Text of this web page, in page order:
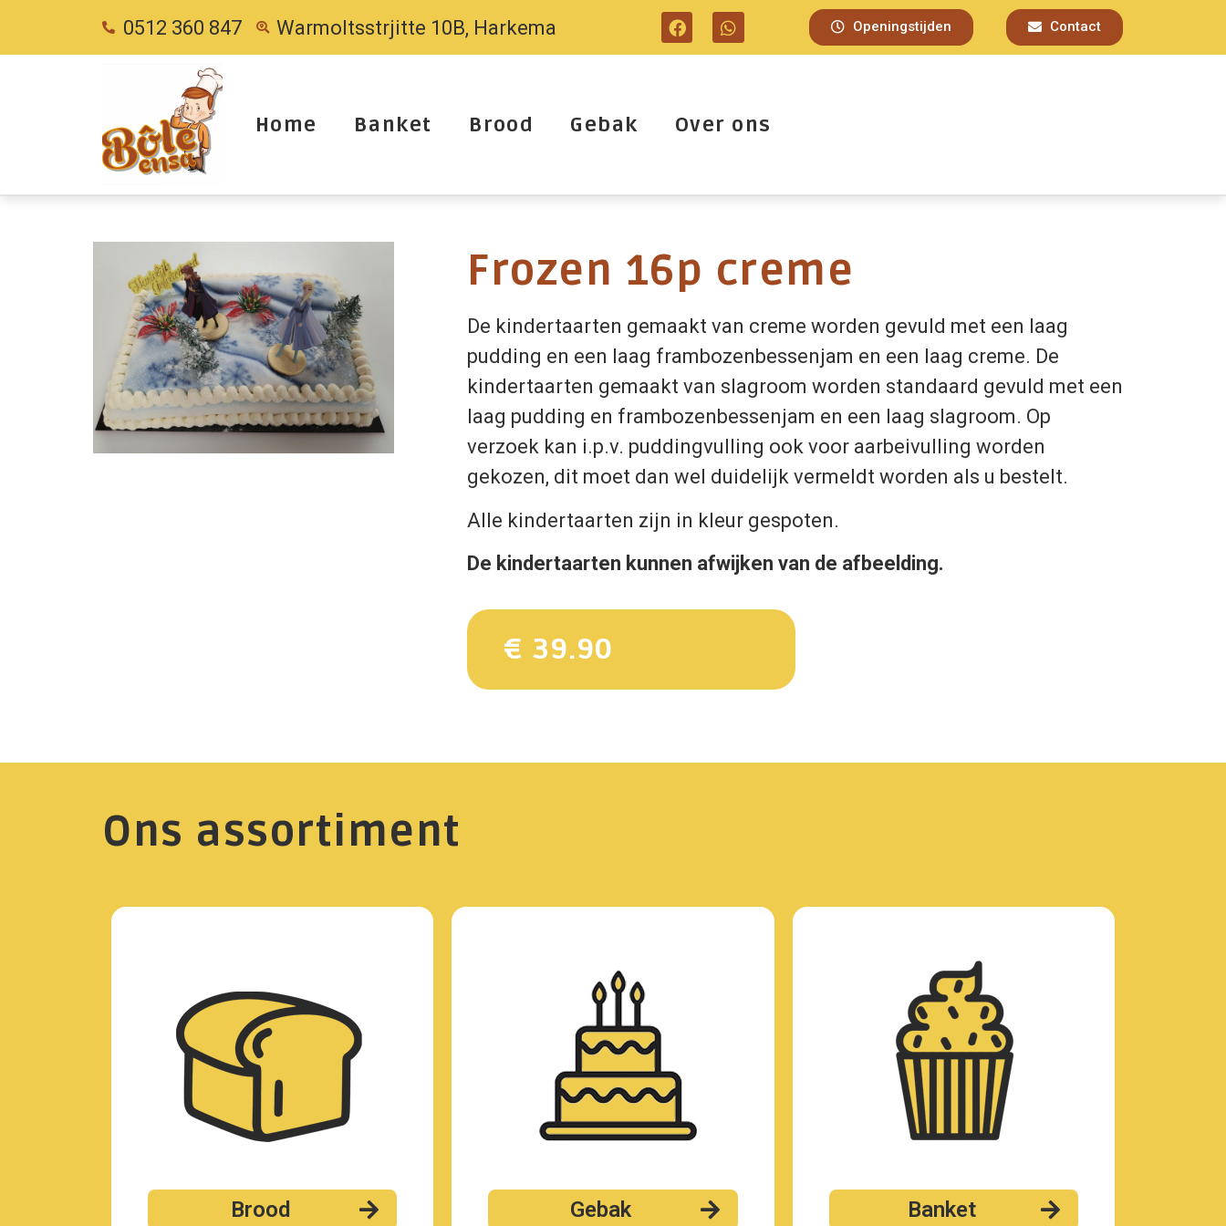
0512 360 847 Warmoltsstrjitte 10B, Harkema Openingstijden Contact
Home Banket Brood Gebak Over ons
Frozen 16p creme
De kindertaarten gemaakt van creme worden gevuld met een laag
pudding en een laag frambozenbessenjam en een laag creme. De
kindertaarten gemaakt van slagroom worden standaard gevuld met een
laag pudding en frambozenbessenjam en een laag slagroom. Op
verzoek kan i.p.v. puddingvulling ook voor aarbeivulling worden
gekozen, dit moet dan wel duidelijk vermeldt worden als u bestelt.
Alle kindertaarten zijn in kleur gespoten.
De kindertaarten kunnen afwijken van de afbeelding.
€ 39.90
Ons assortiment
Brood Gebak Banket